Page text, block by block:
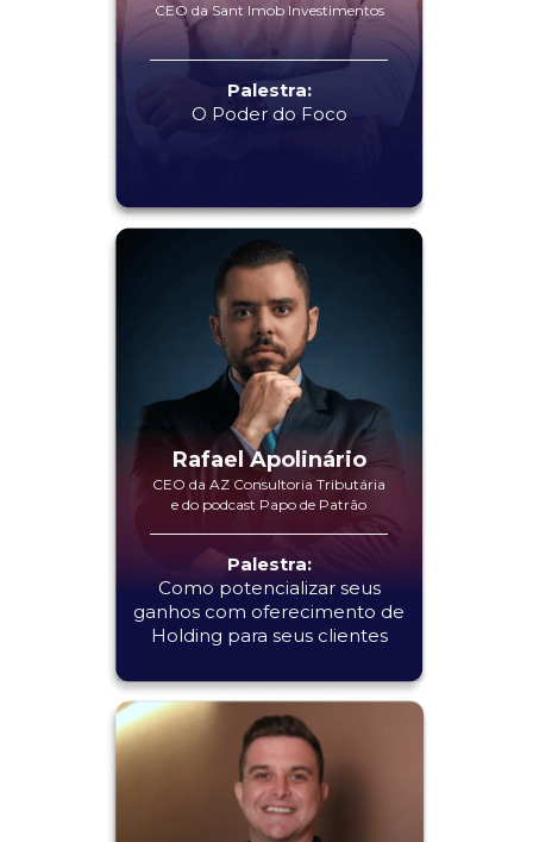
CEO da Sant Imob Investimentos
Palestra:
O Poder do Foco
Rafael Apolinário
CEO da AZ Consultoria Tributária
e do podcast Papo de Patrão
Palestra:
Como potencializar seus
ganhos com oferecimento de
Holding para seus clientes